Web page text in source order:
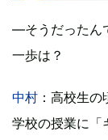
―そうだったん
一歩は？
中村 ：高校生
学校の授業に「